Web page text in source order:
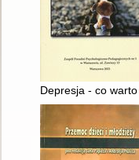
Depresja - co